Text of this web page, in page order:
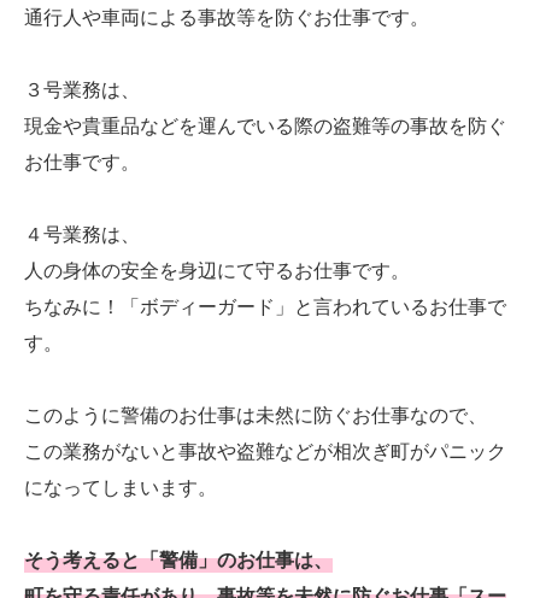
通行人や車両による事故等を防ぐお仕事です。
３号業務は、
現金や貴重品などを運んでいる際の盗難等の事故を防ぐ
お仕事です。
４号業務は、
人の身体の安全を身辺にて守るお仕事です。
ちなみに！「ボディーガード」と言われているお仕事で
す。
このように警備のお仕事は未然に防ぐお仕事なので、
この業務がないと事故や盗難などが相次ぎ町がパニック
になってしまいます。
そう考えると「警備」のお仕事は、